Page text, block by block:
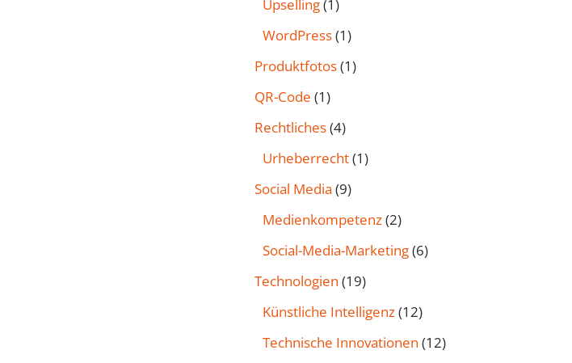
Upselling(1)
WordPress(1)
Produktfotos(1)
QR-Code (1)
Rechtliches(4)
Urheberrecht(1)
Social Media (9)
Medienkompetenz(2)
Social-Media-Marketing(6)
Technologien (19)
Künstliche Intelligenz(12)
Technische Innovationen (12)